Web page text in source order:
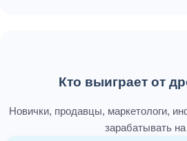
Кто выиграет от
Новички, продавцы, маркетологи,
зарабатывать